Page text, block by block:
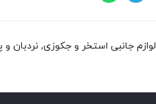
لوازم جانبی استخر و جکوزی, نردبان